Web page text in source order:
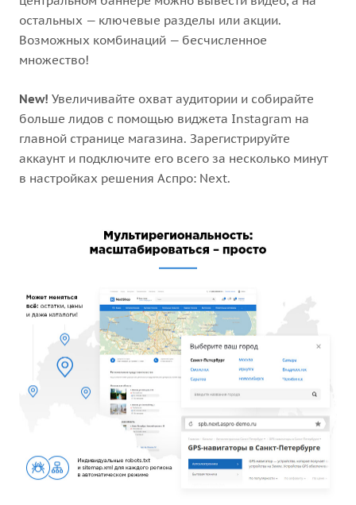
остальных — ключевые разделы или акции.
Возможных комбинаций — бесчисленное
множество!
New! Увеличивайте охват аудитории и собирайте
больше лидов с помощью виджета Instagram на
главной странице магазина. Зарегистрируйте
аккаунт и подключите его всего за несколько минут
в настройках решения Аспро: Next.